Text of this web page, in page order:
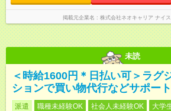
掲載元企業名 株式会社ネオキャリア ナイ
未読
＜時給1600円＊日払い可＞ラグ
ションで買い物代行などサポー
派遣 職種未経験OK 社会人未経験OK 大学